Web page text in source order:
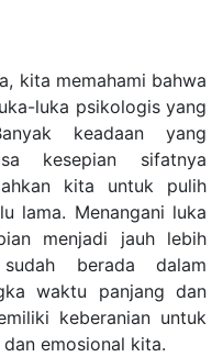
memahami bahwa
luka psikologis yang
keadaan yang
kesepian sifatnya
kita untuk pulih
lama. Menangani luka
menjadi jauh lebih
berada dalam
waktu panjang dan
keberanian untuk
emosional kita.